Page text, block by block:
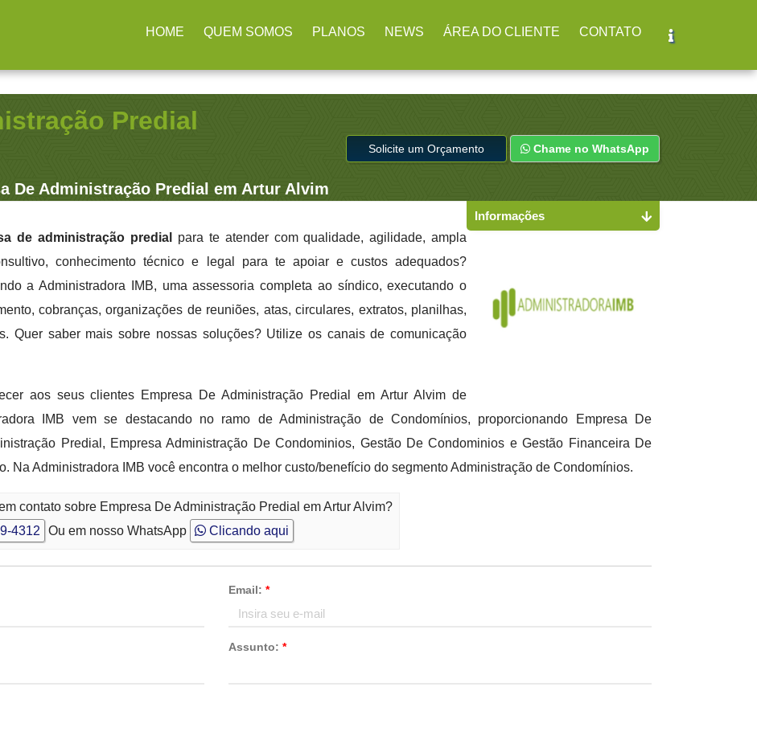
Guarulhos / SP
Predial
De Administração Predial em Artur Alvim
Solicite um Orçamento Chame no WhatsApp
de administração predial
para te atender com qualidade, agilidade, ampla
conhecimento técnico e legal para te apoiar e custos adequados?
a Administradora IMB, uma assessoria completa ao síndico, executando o
cobranças, organizações de reuniões, atas, circulares, extratos, planilhas,
Quer saber mais sobre nossas soluções? Utilize os canais de comunicação
aos seus clientes Empresa De Administração Predial em Artur Alvim de
IMB vem se destacando no ramo de Administração de Condomínios, proporcionando Empresa De
Predial, Empresa Administração De Condominios, Gestão De Condominios e Gestão Financeira De
Na Administradora IMB você encontra o melhor custo/benefício do segmento Administração de Condomínios.
contato sobre Empresa De Administração Predial em Artur Alvim?
4312 Ou em nosso WhatsApp Clicando aqui
Email: *
Assunto: *
Informações